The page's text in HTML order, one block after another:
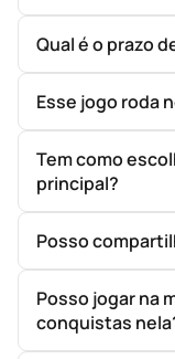
Qual é o prazo
Esse jogo roda
Tem como
principal?
Posso
Posso jogar na
conquistas